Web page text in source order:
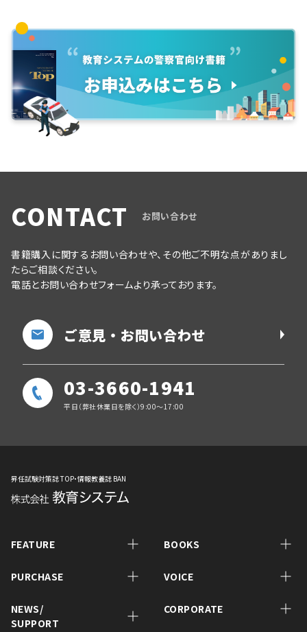
CONTACT お問い合わせ
書籍購入に関するお問い合わせや、その他ご不明な点がありまし
たらご相談ください。
電話とお問い合わせフォームより承っております。
ご意見・お問い合わせ
03-3660-1941
平日（弊社休業日を除く）9:00～17:00
昇任試験対策誌 TOP・情報教養誌 BAN
FEATURE BOOKS
PURCHASE VOICE
NEWS/
SUPPORT
CORPORATE